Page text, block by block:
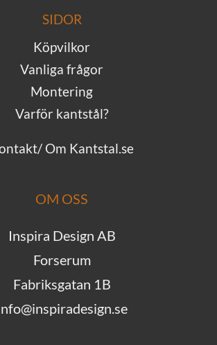
SIDOR
Köpvilkor
Vanliga frågor
Montering
Varför kantstål?
Om Kantstal.se
OM OSS
Inspira Design AB
Forserum
Fabriksgatan 1B